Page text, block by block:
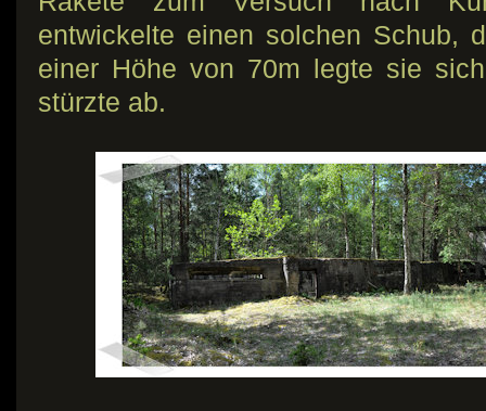
entwickelte einen solchen Schub,
einer Höhe von 70m legte sie
stürzte ab.